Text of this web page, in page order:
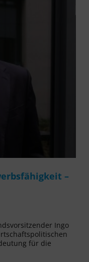
–
Ingo
für die